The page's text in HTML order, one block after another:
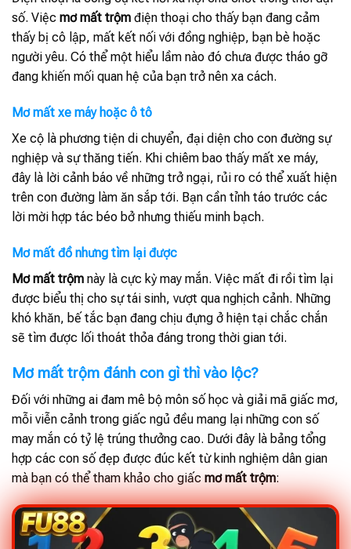
số. Việc mơ mất trộm điện thoại cho thấy bạn đang cảm
thấy bị cô lập, mất kết nối với đồng nghiệp, bạn bè hoặc
người yêu. Có thể một hiểu lầm nào đó chưa được tháo gỡ
đang khiến mối quan hệ của bạn trở nên xa cách.
Mơ mất xe máy hoặc ô tô
Xe cộ là phương tiện di chuyển, đại diện cho con đường sự
nghiệp và sự thăng tiến. Khi chiêm bao thấy mất xe máy,
đây là lời cảnh báo về những trở ngại, rủi ro có thể xuất hiện
trên con đường làm ăn sắp tới. Bạn cần tỉnh táo trước các
lời mời hợp tác béo bở nhưng thiếu minh bạch.
Mơ mất đồ nhưng tìm lại được
Mơ mất trộm này là cực kỳ may mắn. Việc mất đi rồi tìm lại
được biểu thị cho sự tái sinh, vượt qua nghịch cảnh. Những
khó khăn, bế tắc bạn đang chịu đựng ở hiện tại chắc chắn
sẽ tìm được lối thoát thỏa đáng trong thời gian tới.
Mơ mất trộm đánh con gì thì vào lộc?
Đối với những ai đam mê bộ môn số học và giải mã giấc mơ,
mỗi viễn cảnh trong giấc ngủ đều mang lại những con số
may mắn có tỷ lệ trúng thưởng cao. Dưới đây là bảng tổng
hợp các con số đẹp được đúc kết từ kinh nghiệm dân gian
mà bạn có thể tham khảo cho giấc mơ mất trộm: